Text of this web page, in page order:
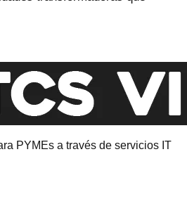
PYMEs a través de servicios IT